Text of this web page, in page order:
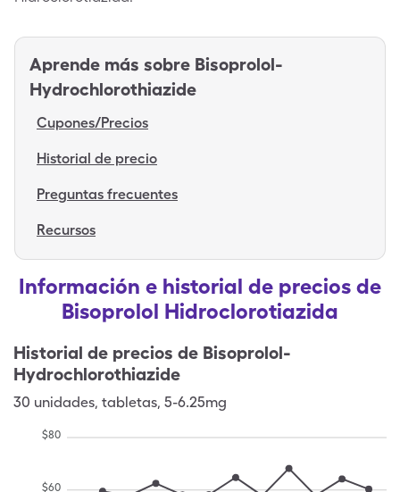
Aprende más sobre Bisoprolol-
Hydrochlorothiazide
Cupones/Precios
Historial de precio
Preguntas frecuentes
Recursos
Información e historial de precios de
Bisoprolol Hidroclorotiazida
Historial de precios de Bisoprolol-
Hydrochlorothiazide
30 unidades, tabletas, 5-6.25mg
$60
$80